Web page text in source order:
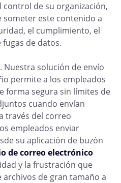
control de su organización,
someter este contenido a
el cumplimiento, el
de datos.
Nuestra solución de envío
permite a los empleados
forma segura sin límites de
cuando envían
través del correo
empleados enviar
su aplicación de buzón
de correo electrónico
y la frustración que
de gran tamaño a